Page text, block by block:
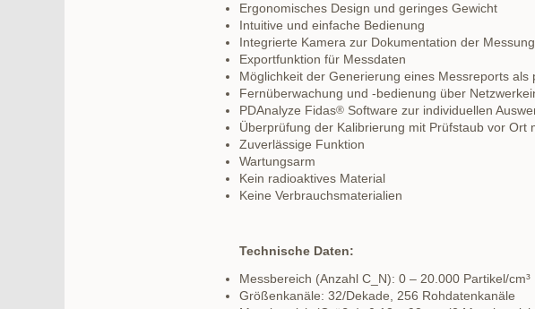
Ergonomisches Design und geringes Gewicht
Intuitive und einfache Bedienung
Integrierte Kamera zur Dokumentation der Messung
Exportfunktion für Messdaten
Möglichkeit der Generierung eines Messreports als
Fernüberwachung und -bedienung über
PDAnalyze Fidas® Software zur individuellen
Überprüfung der Kalibrierung mit Prüfstaub vor Ort
Zuverlässige Funktion
Wartungsarm
Kein radioaktives Material
Keine Verbrauchsmaterialien
Technische Daten:
Messbereich (Anzahl C_N): 0 – 20.000 Partikel/cm³
Größenkanäle: 32/Dekade, 256 Rohdatenkanäle